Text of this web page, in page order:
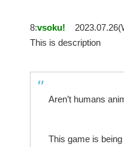
8:vsoku!
This is description
Aren’t humans
This game is